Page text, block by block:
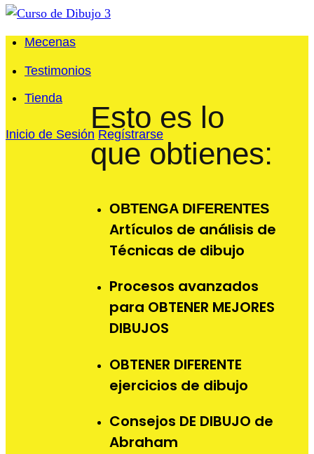
Mecenas
Testimonios
Tienda
Inicio de Sesión Regístrarse
Esto es lo
que obtienes:
OBTENGA DIFERENTES
Artículos de análisis de
Técnicas de dibujo
Procesos avanzados
para OBTENER MEJORES
DIBUJOS
OBTENER DIFERENTE
ejercicios de dibujo
Consejos DE DIBUJO de
Abraham